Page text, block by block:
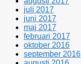
juli 2017
juni 2017
maj 2017
februari 2017
oktober 2016
september 2016